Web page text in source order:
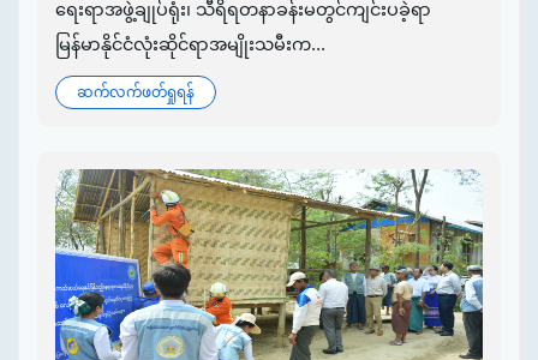
ရေးရာအဖွဲ့ချုပ်ရုံး၊ သီရိရတနာခန်းမတွင်ကျင်းပခဲ့ရာ
မြန်မာနိုင်ငံလုံးဆိုင်ရာအမျိုးသမီးက...
ဆက်လက်ဖတ်ရှုရန်